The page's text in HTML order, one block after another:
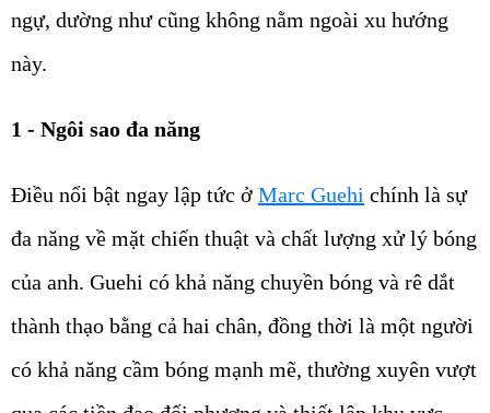
ngự, dường như cũng không nằm ngoài xu hướng
này.
1 - Ngôi sao đa năng
Điều nổi bật ngay lập tức ở Marc Guehi chính là sự
đa năng về mặt chiến thuật và chất lượng xử lý bóng
của anh. Guehi có khả năng chuyền bóng và rê dắt
thành thạo bằng cả hai chân, đồng thời là một người
có khả năng cầm bóng mạnh mẽ, thường xuyên vượt